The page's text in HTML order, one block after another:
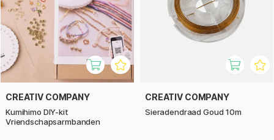
CREATIV COMPANY
Kumihimo DIY-kit
Vriendschapsarmbanden
CREATIV COMPANY
Sieradendraad Goud 10m